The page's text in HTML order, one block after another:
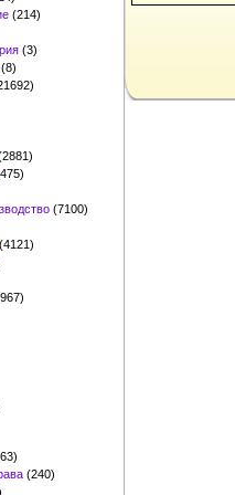
(214)
(3)
(8)
(7100)
(4121)
(240)